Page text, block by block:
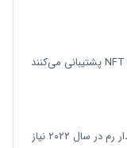
گوشی‌های اندرویدی چه مقدار رم در سال ۲۰۲۲ نیاز